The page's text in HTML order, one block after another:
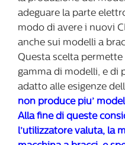
adeguare la parte
modo di avere i nuovi
anche sui modelli a
Questa scelta
gamma di modelli, e di
adatto alle esigenze
non produce piu’
Alla fine di queste
l’utilizzatore valuta, la